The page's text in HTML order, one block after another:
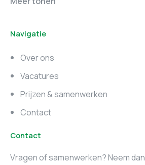
Marketing vacatures
Zuid-Holland
Marketing vacatures
Utrecht
Navigatie
Over ons
Vacatures
Prijzen & samenwerken
Contact
Contact
Vragen of samenwerken? Neem dan